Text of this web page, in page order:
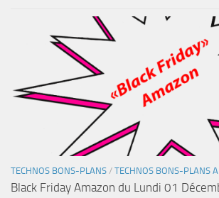
TECHNOS BONS-PLANS / TECHNOS BONS-PLANS
Black Friday Amazon du Lundi 01